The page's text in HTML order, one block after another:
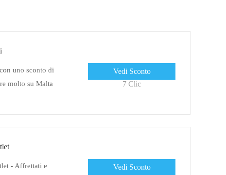
uno sconto di
molto su Malta
Vedi Sconto
7 Clic
- Affrettati e
Vedi Sconto